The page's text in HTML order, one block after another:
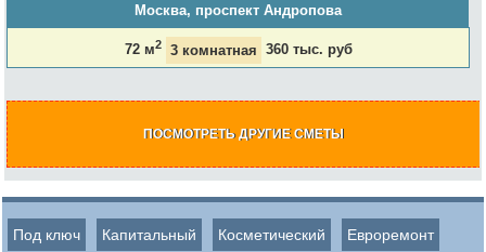
Москва, проспект Андропова
72 м2 3 комнатная 360 тыс. руб
ПОСМОТРЕТЬ ДРУГИЕ СМЕТЫ
Под ключ Капитальный Косметический Евроремонт